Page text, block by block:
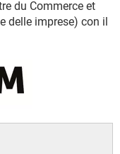
du Commerce et
delle imprese) con il